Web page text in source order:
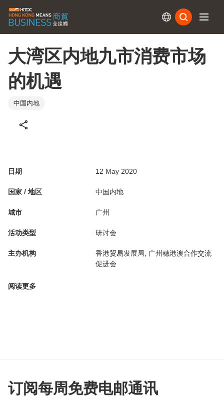
大湾区内地九市消费市场
的机遇
中国内地
日期 12 May 2020
国家 / 地区 中国内地
城市 广州
活动类型 研讨会
主办机构
香港贸易发展局, 广州穗港澳合作交流
促进会
阅读更多
订阅每周免费电邮通讯